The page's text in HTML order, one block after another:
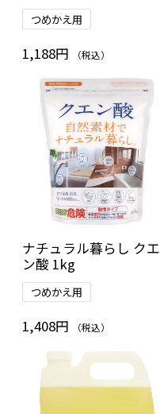
つめかえ用
1,188円 （税込）
ナチュラル暮らし クエ
ン酸 1kg
つめかえ用
1,408円 （税込）